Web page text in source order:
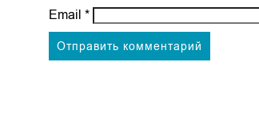
Email*